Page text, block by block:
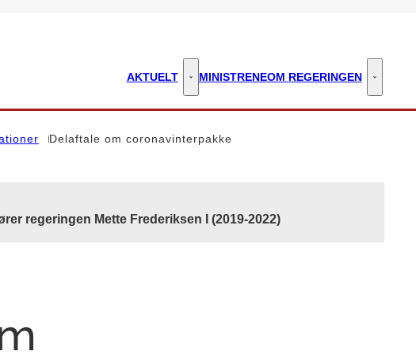
AKTUELT Aktuelt - Flere links
MINISTRENEOM REGERINGEN Om
Delaftale om coronavinterpakke
regeringen Mette Frederiksen I (2019-2022)